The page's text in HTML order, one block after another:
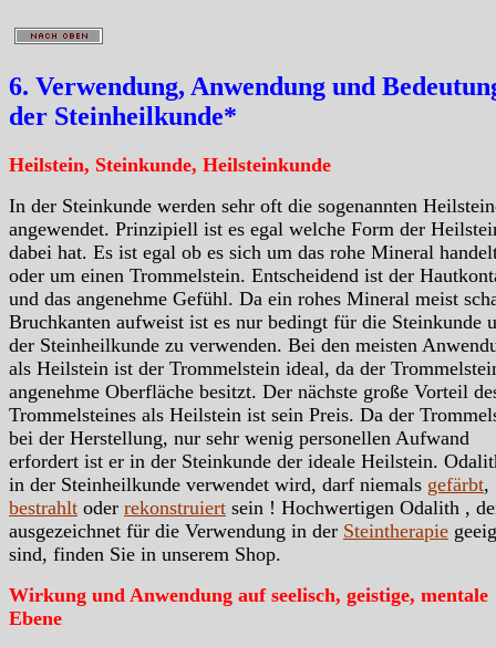
6. Verwendung, Anwendung und
der Steinheilkunde*
Heilstein, Steinkunde, Heilsteinkunde
In der Steinkunde werden sehr oft die sogenannten
angewendet. Prinzipiell ist es egal welche Form der
dabei hat. Es ist egal ob es sich um das rohe Mineral
oder um einen Trommelstein. Entscheidend ist der
und das angenehme Gefühl. Da ein rohes Mineral meist
Bruchkanten aufweist ist es nur bedingt für die Steinkunde
der Steinheilkunde zu verwenden. Bei den meisten
als Heilstein ist der Trommelstein ideal, da der
angenehme Oberfläche besitzt. Der nächste große Vorteil
Trommelsteines als Heilstein ist sein Preis. Da der
bei der Herstellung, nur sehr wenig personellen Aufwand
erfordert ist er in der Steinkunde der ideale Heilstein.
in der Steinheilkunde verwendet wird, darf niemals gefärbt,
bestrahlt oder rekonstruiert sein ! Hochwertigen Odalith ,
ausgezeichnet für die Verwendung in der Steintherapie
sind, finden Sie in unserem Shop.
Wirkung und Anwendung auf seelisch, geistige, mentale
Ebene